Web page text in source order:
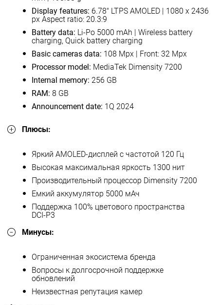
Display features: 6.78" LTPS AMOLED | 1080 x 2436
px Aspect ratio: 20.3:9
Battery data: Li-Po 5000 mAh | Wireless battery
charging, Quick battery charging
Basic cameras data: 108 Mpx | Front: 32 Mpx
Processor model: MediaTek Dimensity 7200
Internal memory: 256 GB
RAM: 8 GB
Announcement date: 1Q 2024
Плюсы:
Яркий AMOLED-дисплей с частотой 120 Гц
Высокая максимальная яркость 1300 нит
Производительный процессор Dimensity 7200
Емкий аккумулятор 5000 мАч
Поддержка 100% цветового пространства
DCI-P3
Минусы:
Ограниченная экосистема бренда
Вопросы к долгосрочной поддержке
обновлений
Неизвестная репутация камер